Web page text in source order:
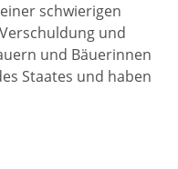
schwierigen
und
und Bäuerinnen
Staates und haben